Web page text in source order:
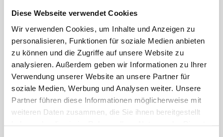
Diese Webseite verwendet Cookies
Wir verwenden Cookies, um Inhalte und Anzeigen zu
personalisieren, Funktionen für soziale Medien anbieten
zu können und die Zugriffe auf unsere Website zu
analysieren. Außerdem geben wir Informationen zu Ihrer
Verwendung unserer Website an unsere Partner für
soziale Medien, Werbung und Analysen weiter. Unsere
Partner führen diese Informationen möglicherweise mit
weiteren Daten zusammen, die Sie ihnen bereitgestellt